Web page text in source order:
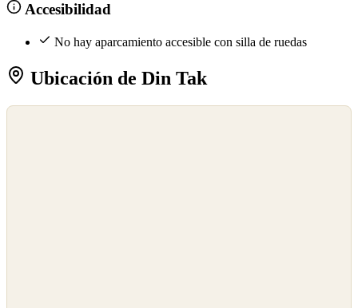
Accesibilidad
No hay aparcamiento accesible con silla de ruedas
Ubicación de Din Tak